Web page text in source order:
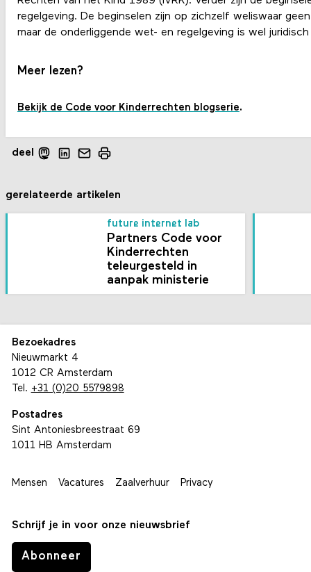
regelgeving. De beginselen zijn op zichzelf weliswaar
maar de onderliggende wet- en regelgeving is wel
Meer lezen?
Bekijk de Code voor Kinderrechten blogserie.
deel
gerelateerde artikelen
future internet lab
Partners Code voor
Kinderrechten
teleurgesteld in
aanpak ministerie
Bezoekadres
Nieuwmarkt 4
1012 CR Amsterdam
Tel. +31 (0)20 5579898
Postadres
Sint Antoniesbreestraat 69
1011 HB Amsterdam
Mensen Vacatures Zaalverhuur Privacy
Schrijf je in voor onze nieuwsbrief
Abonneer